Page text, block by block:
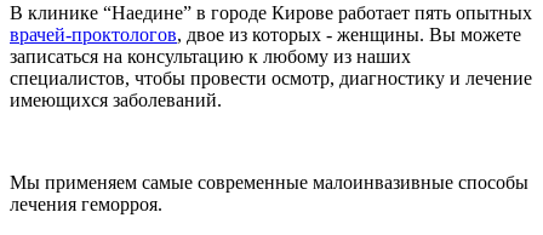
В клинике “Наедине” в городе Кирове работает пять опытных
врачей-проктологов, двое из которых - женщины. Вы можете
записаться на консультацию к любому из наших
специалистов, чтобы провести осмотр, диагностику и лечение
имеющихся заболеваний.
Мы применяем самые современные малоинвазивные способы
лечения геморроя.